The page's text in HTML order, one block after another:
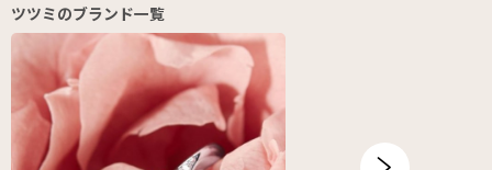
ツツミのブランド一覧